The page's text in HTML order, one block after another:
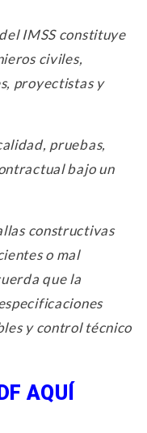
IMSS constituye
civiles,
proyectistas y
pruebas,
bajo un
constructivas
o mal
que la
y control técnico
AQUÍ